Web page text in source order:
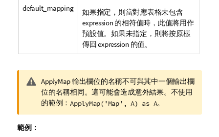
default_mapping
如果指定，則當對應表格未包含
expression 的相符值時，此值將用作
預設值。如果未指定，則將按原樣
傳回expression 的值。
警
告
備
註
ApplyMap 輸出欄位的名稱不可與其中一個輸出欄
位的名稱相同。這可能會造成意外結果。不使用
的範例： ApplyMap('Map', A) as A。
範例：